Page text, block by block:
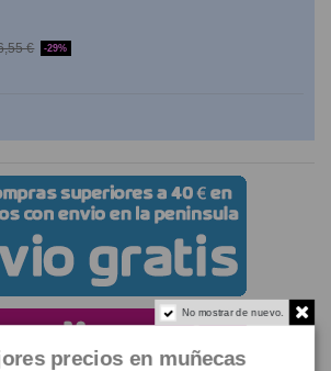
€ -29%
No mostrar de nuevo.
precios en muñecas